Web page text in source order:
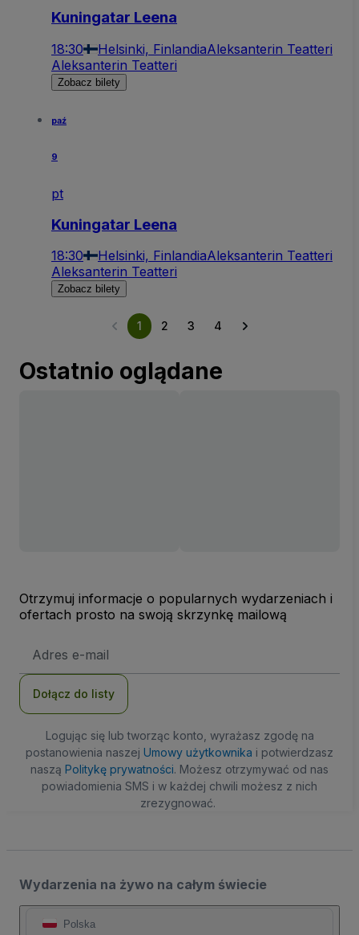
Kuningatar Leena
18:30 Helsinki, FinlandiaAleksanterin Teatteri
Aleksanterin Teatteri
Zobacz bilety
paź
9
pt
Kuningatar Leena
18:30 Helsinki, FinlandiaAleksanterin Teatteri
Aleksanterin Teatteri
Zobacz bilety
1 2 3 4
Ostatnio oglądane
Otrzymuj informacje o popularnych wydarzeniach i
ofertach prosto na swoją skrzynkę mailową
e-
Dołącz do listy
Logując się lub tworząc konto, wyrażasz zgodę na
postanowienia naszej Umowy użytkownika i potwierdzasz
naszą Politykę prywatności. Możesz otrzymywać od nas
powiadomienia SMS i w każdej chwili możesz z nich
zrezygnować.
Wydarzenia na żywo na całym świecie
Polska